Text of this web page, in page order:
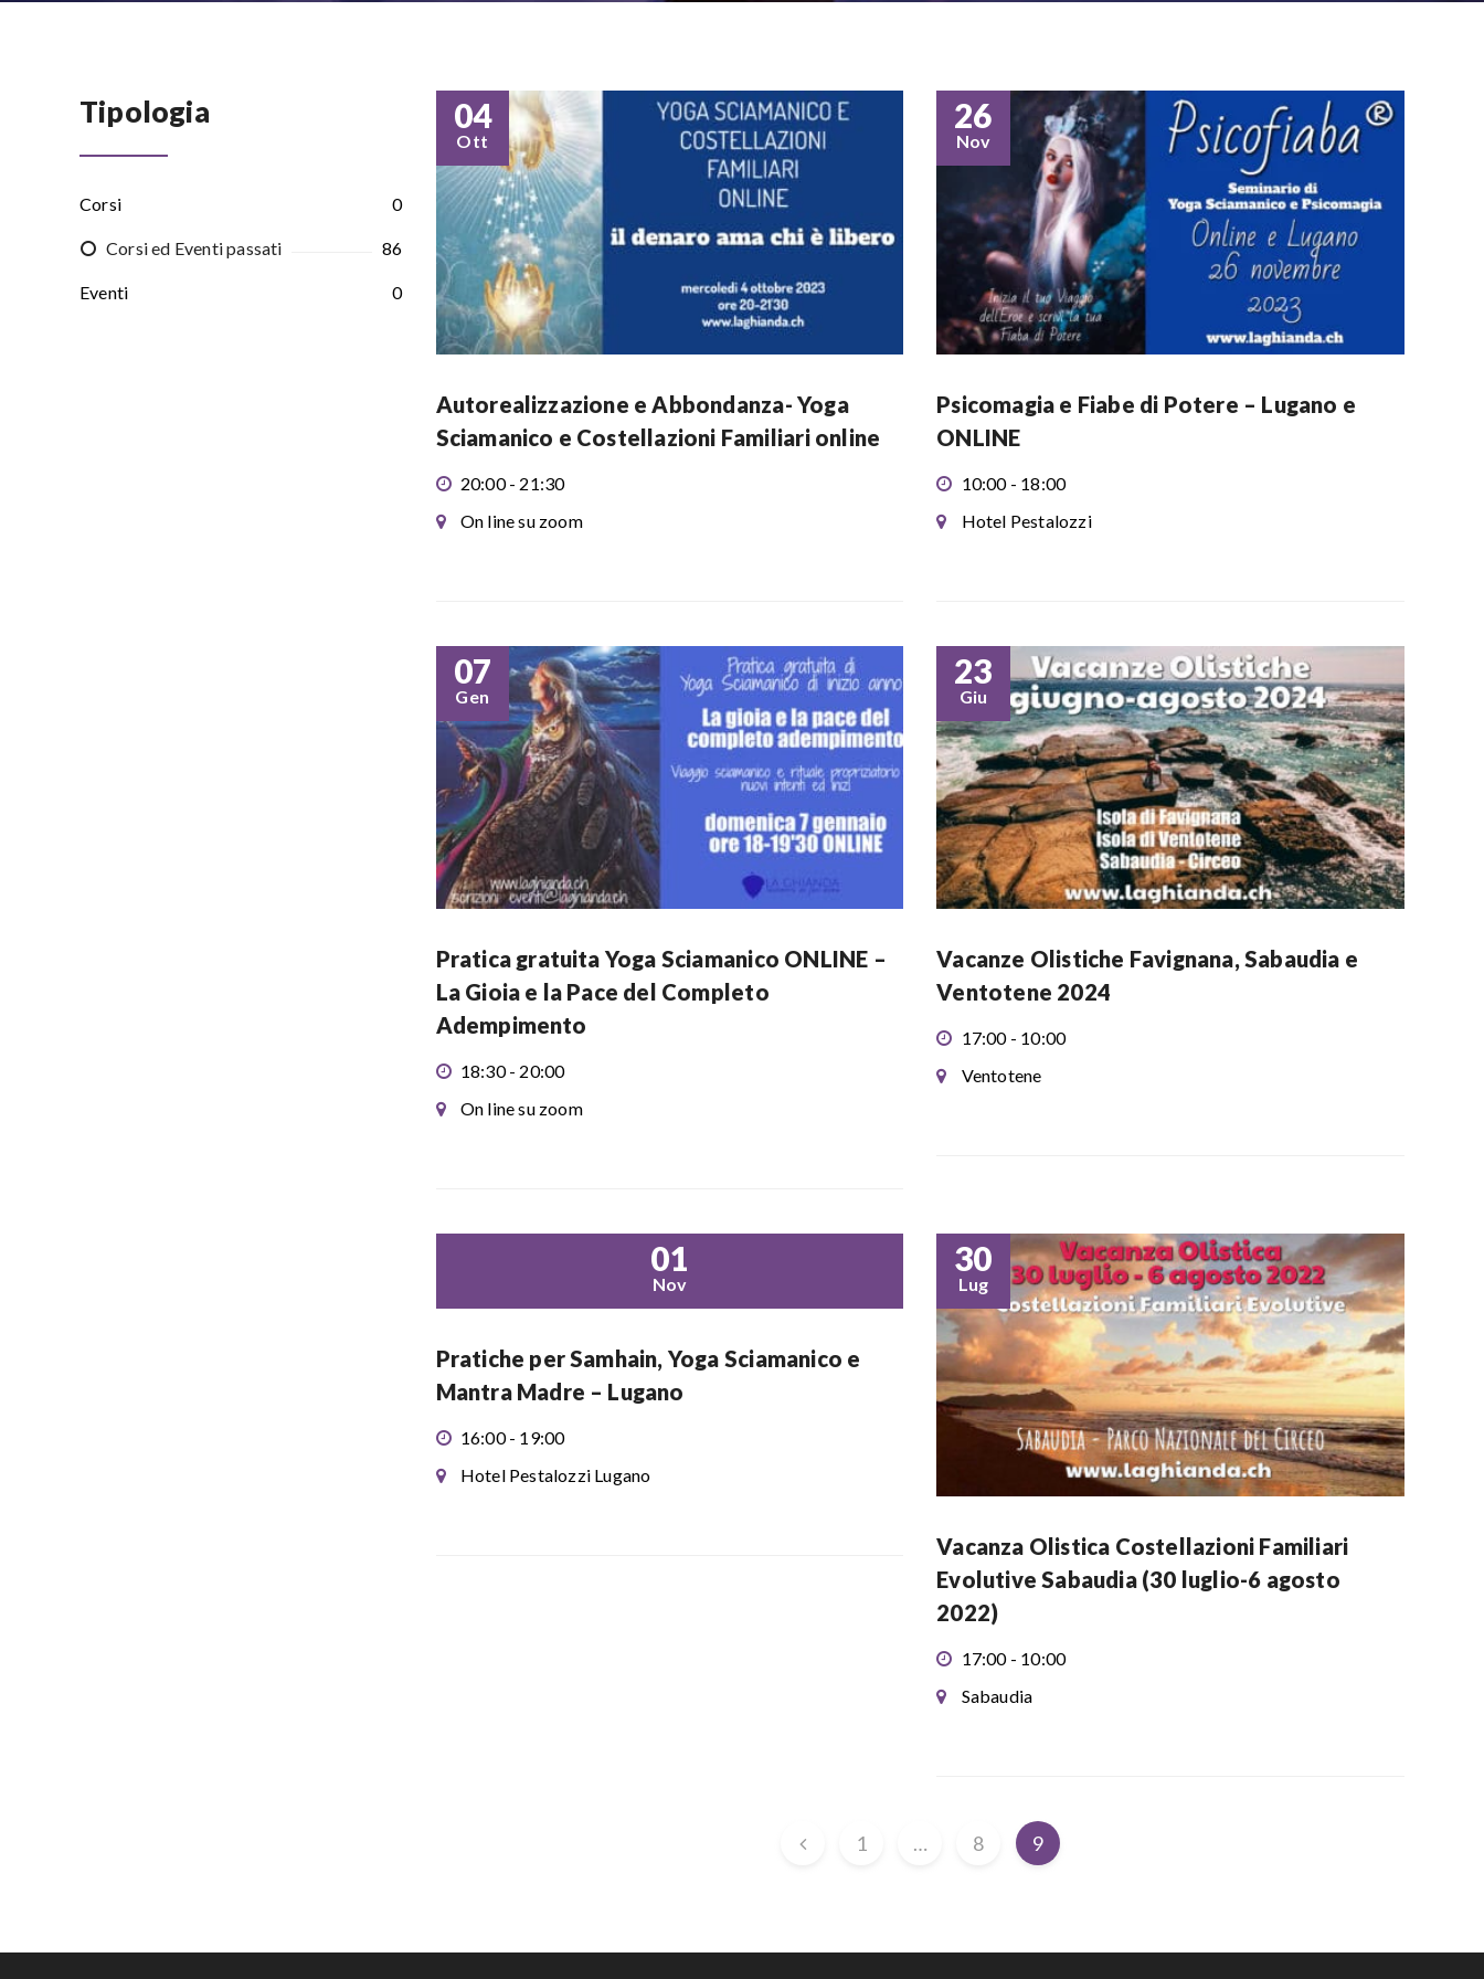
04
Ott
Autorealizzazione e Abbondanza- Yoga
Sciamanico e Costellazioni Familiari online
20:00 - 21:30
On line su zoom
26
Nov
Psicomagia e Fiabe di Potere – Lugano e
ONLINE
10:00 - 18:00
Hotel Pestalozzi
07
Gen
Pratica gratuita Yoga Sciamanico ONLINE –
La Gioia e la Pace del Completo
Adempimento
18:30 - 20:00
On line su zoom
23
Giu
Vacanze Olistiche Favignana, Sabaudia e
Ventotene 2024
17:00 - 10:00
Ventotene
01
Nov
Pratiche per Samhain, Yoga Sciamanico e
Mantra Madre – Lugano
16:00 - 19:00
Hotel Pestalozzi Lugano
30
Lug
Vacanza Olistica Costellazioni Familiari
Evolutive Sabaudia (30 luglio-6 agosto
2022)
17:00 - 10:00
Sabaudia
1 … 8 9
Tipologia
Corsi 0
Corsi ed Eventi passati 86
Eventi 0